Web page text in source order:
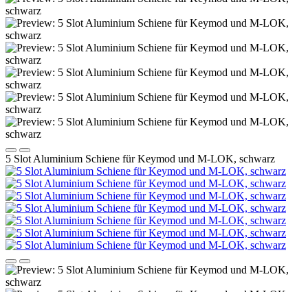
5 Slot Aluminium Schiene für Keymod und M-LOK, schwarz